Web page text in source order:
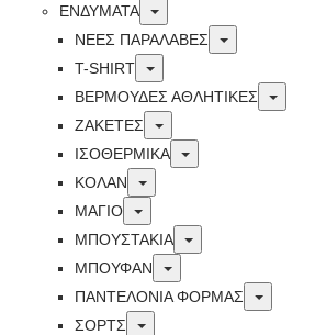
ΕΝΔΥΜΑΤΑ
Toggle
ΝΕΕΣ ΠΑΡΑΛΑΒΕΣ
Toggle
T-SHIRT
Toggle
ΒΕΡΜΟΥΔΕΣ ΑΘΛΗΤΙΚΕΣ
Toggle
ΖΑΚΕΤΕΣ
Toggle
ΙΣΟΘΕΡΜΙΚΑ
Toggle
ΚΟΛΑΝ
Toggle
ΜΑΓΙΟ
Toggle
ΜΠΟΥΣΤΑΚΙΑ
Toggle
ΜΠΟΥΦΑΝ
Toggle
ΠΑΝΤΕΛΟΝΙΑ ΦΟΡΜΑΣ
Toggle
ΣΟΡΤΣ
Toggle